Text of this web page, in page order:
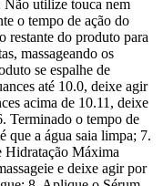
utilize touca nem
o tempo de ação do
restante do produto para
massageando os
se espalhe de
até 10.0, deixe agir
acima de 10.11, deixe
Terminado o tempo de
que a água saia limpa; 7.
Hidratação Máxima
e deixe agir por